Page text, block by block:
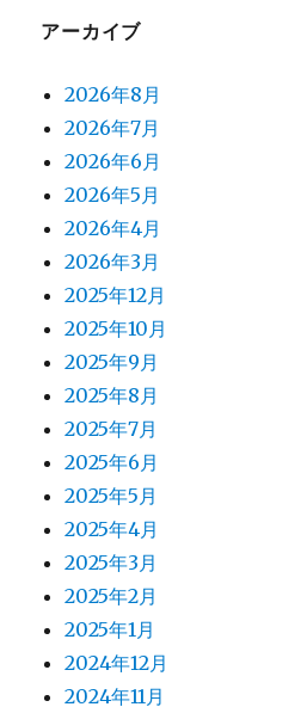
アーカイブ
2026年8月
2026年7月
2026年6月
2026年5月
2026年4月
2026年3月
2025年12月
2025年10月
2025年9月
2025年8月
2025年7月
2025年6月
2025年5月
2025年4月
2025年3月
2025年2月
2025年1月
2024年12月
2024年11月